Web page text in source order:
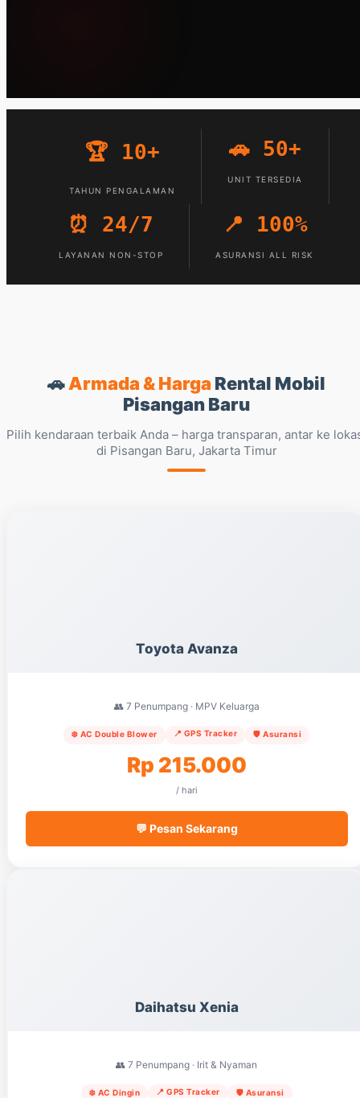
🏆 10+
TAHUN PENGALAMAN
🚗 50+
UNIT TERSEDIA
⏰ 24/7
LAYANAN NON-STOP
📍 100%
ASURANSI ALL RISK
🚗Armada & Harga Rental Mobil
Pisangan Baru
Pilih kendaraan terbaik Anda – harga transparan, antar ke
di Pisangan Baru, Jakarta Timur
Toyota Avanza
👥 7 Penumpang · MPV Keluarga
❄️ AC Double Blower 📍 GPS Tracker 🛡️ Asuransi
Rp 215.000
/ hari
💬 Pesan Sekarang
Daihatsu Xenia
👥 7 Penumpang · Irit & Nyaman
❄️ AC Dingin 📍 GPS Tracker 🛡️ Asuransi